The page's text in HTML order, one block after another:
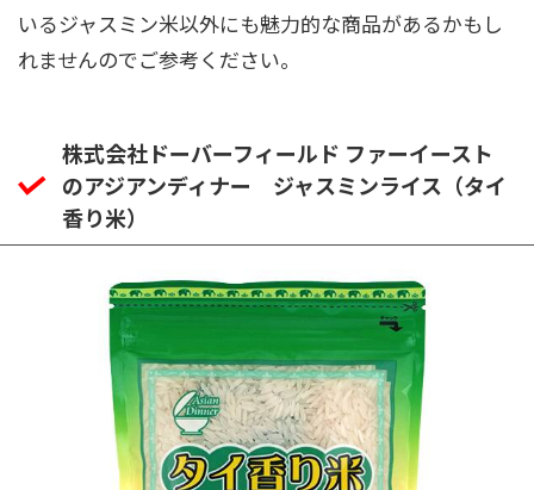
いるジャスミン米以外にも魅力的な商品があるかもし
れませんのでご参考ください。
株式会社ドーバーフィールド ファーイースト
のアジアンディナー ジャスミンライス（タイ
香り米）